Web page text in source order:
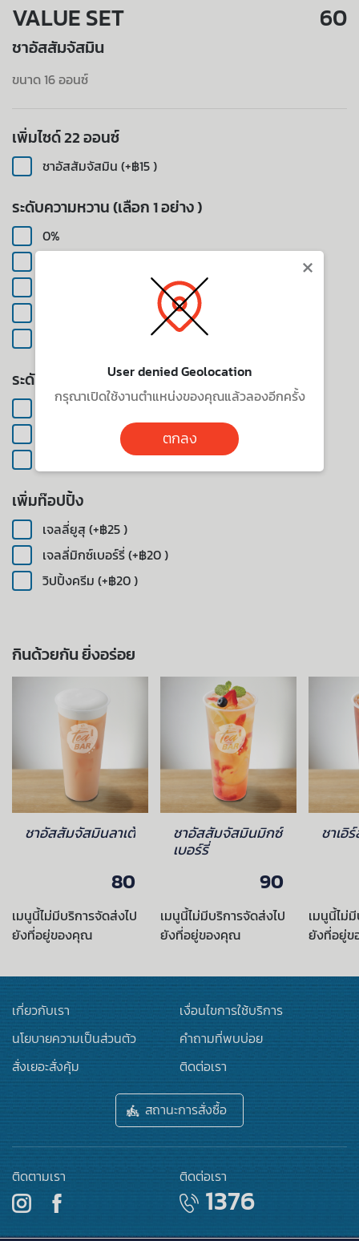
VALUE SET 60
ชาอัสสัมจัสมิน
ขนาด 16 ออนซ์
เพิ่มไซด์ 22 ออนซ์
ชาอัสสัมจัสมิน (+฿15 )
ระดับความหวาน (เลือก 1 อย่าง )
0%
ระดับน้ำแข็ง (เลือก 1 อย่าง )
ปกติ
เพิ่มท๊อปปิ้ง
เจลลี่ยูสุ (+฿25 )
เจลลี่มิกซ์เบอร์รี่ (+฿20 )
วิปปิ้งครีม (+฿20 )
กินด้วยกัน ยิ่งอร่อย
ชาอัสสัมจัสมินลาเต้
80
เมนูนี้ไม่มีบริการจัดส่งไป
ยังที่อยู่ของคุณ
ชาอัสสัมจัสมินมิกซ์
เบอร์รี่
90
เมนูนี้ไม่มีบริการจัดส่งไป
ยังที่อยู่ของคุณ
ชาเอิ
เมนูนี้ไม่
ยังที่อยู่
เกี่ยวกับเรา
เงื่อนไขการใช้บริการ
นโยบายความเป็นส่วนตัว
คำถามที่พบบ่อย
สั่งเยอะสั่งคุ้ม
ติดต่อเรา
สถานะการสั่งซื้อ
ติดตามเรา ติดต่อเรา
1376
×
User denied Geolocation
กรุณาเปิดใช้งานตำแหน่งของคุณแล้วลองอีกครั้ง
ตกลง